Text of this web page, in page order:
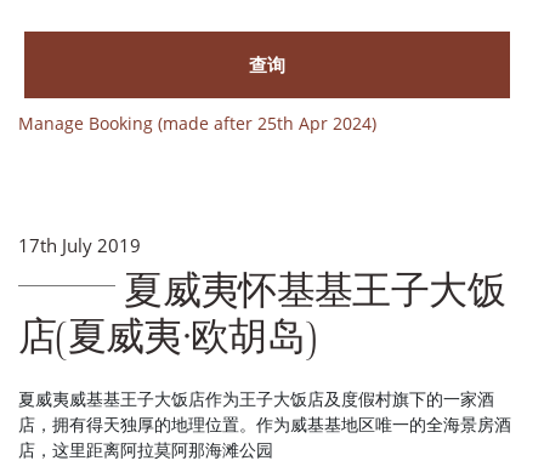
查询
Manage Booking (made after 25th Apr 2024)
17th July 2019
夏威夷怀基基王子大饭
店(夏威夷·欧胡岛)
夏威夷威基基王子大饭店作为王子大饭店及度假村旗下的一家酒
店，拥有得天独厚的地理位置。作为威基基地区唯一的全海景房酒
店，这里距离阿拉莫阿那海滩公园